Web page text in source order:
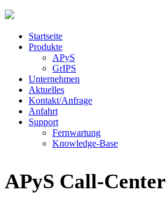
Startseite
Produkte
APyS
GrIPS
Unternehmen
Aktuelles
Kontakt/Anfrage
Anfahrt
Support
Fernwartung
Knowledge-Base
APyS Call-Center